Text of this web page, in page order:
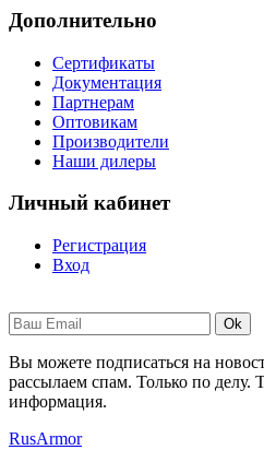
Дополнительно
Сертификаты
Документация
Партнерам
Оптовикам
Производители
Наши дилеры
Личный кабинет
Регистрация
Вход
Ok
Вы можете подписаться на
рассылаем спам. Только по делу.
информация.
RusArmor